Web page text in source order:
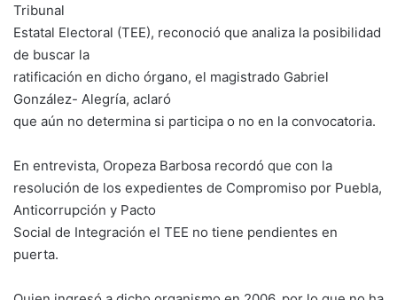
Tribunal
Estatal Electoral (TEE), reconoció que analiza la posibilidad
de buscar la
ratificación en dicho órgano, el magistrado Gabriel
González- Alegría, aclaró
que aún no determina si participa o no en la convocatoria.
En entrevista, Oropeza Barbosa recordó que con la
resolución de los expedientes de Compromiso por Puebla,
Anticorrupción y Pacto
Social de Integración el TEE no tiene pendientes en
puerta.